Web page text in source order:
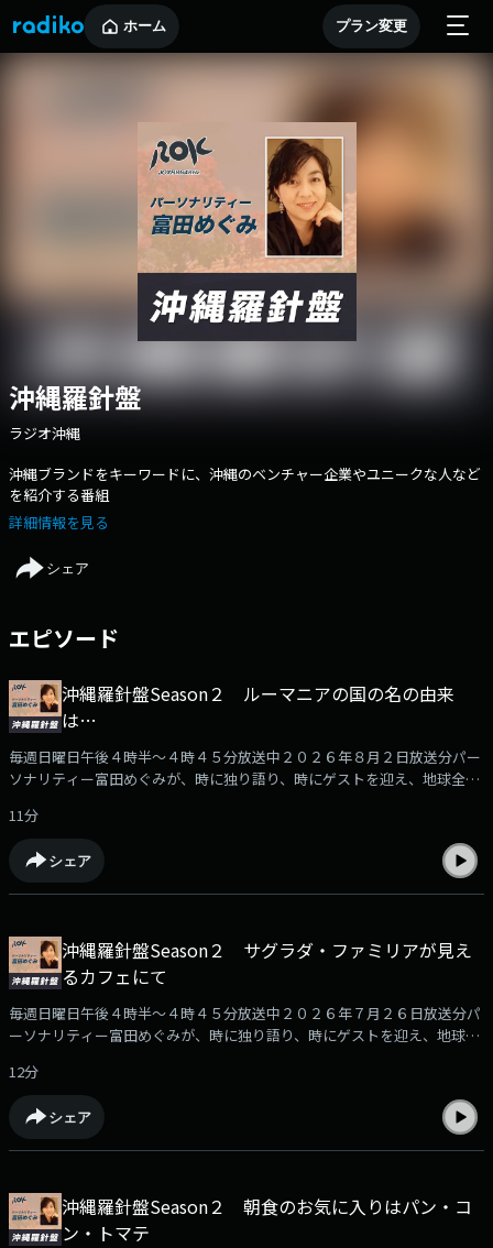
ホーム プラン変更
沖縄羅針盤
ラジオ沖縄
沖縄ブランドをキーワードに、沖縄のベンチャー企業やユニークな人など
を紹介する番組
詳細情報を見る
シェア
エピソード
沖縄羅針盤Season２ ルーマニアの国の名の由来
は…
毎週日曜日午後４時半～４時４５分放送中２０２６年８月２日放送分パー
ソナリティー富田めぐみが、時に独り語り、時にゲストを迎え、地球全体
ゆったりとお楽しみください。
11分
シェア
沖縄羅針盤Season２ サグラダ・ファミリアが見え
るカフェにて
毎週日曜日午後４時半～４時４５分放送中２０２６年７月２６日放送分パ
ーソナリティー富田めぐみが、時に独り語り、時にゲストを迎え、地球全
ム。ゆったりとお楽しみください。
12分
シェア
沖縄羅針盤Season２ 朝食のお気に入りはパン・コ
ン・トマテ